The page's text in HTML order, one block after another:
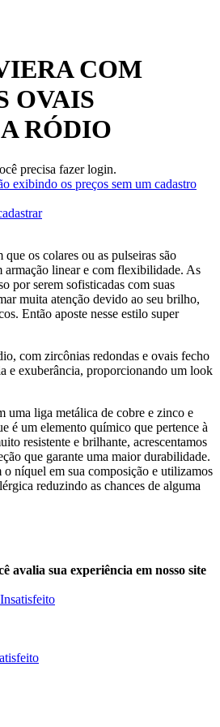
COM
OVAIS
RÓDIO
precisa fazer login.
exibindo os preços sem um cadastro
os colares ou as pulseiras são
armação linear e com flexibilidade. As
por serem sofisticadas com suas
muita atenção devido ao seu brilho,
Então aposte nesse estilo super
com zircônias redondas e ovais fecho
e exuberância, proporcionando um look
uma liga metálica de cobre e zinco e
é um elemento químico que pertence à
resistente e brilhante, acrescentamos
que garante uma maior durabilidade.
o níquel em sua composição e utilizamos
reduzindo as chances de alguma
avalia sua experiência em nosso site